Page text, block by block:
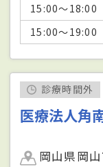
15:00～18:00
15:00～19:00
診療時間外
医療法人角
岡山県岡